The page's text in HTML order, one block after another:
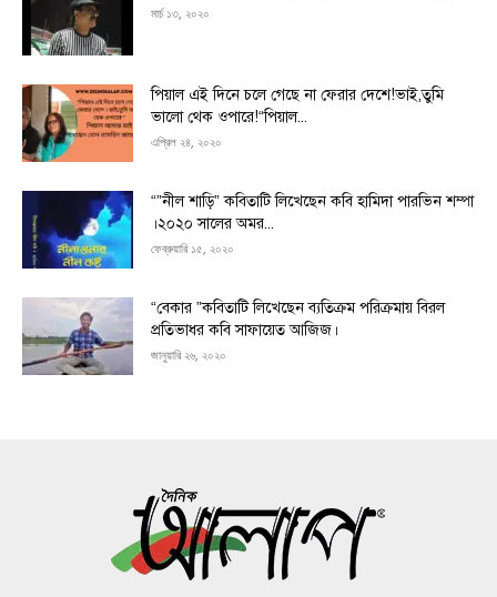
মার্চ ১৩, ২০২০
পিয়াল এই দিনে চলে গেছে না ফেরার দেশে!ভাই,তুমি
ভালো থেক ওপারে!“পিয়াল...
এপ্রিল ২৪, ২০২০
“”নীল শাড়ি” কবিতাটি লিখেছেন কবি হামিদা পারভিন শম্পা
।২০২০ সালের অমর...
ফেব্রুয়ারি ১৫, ২০২০
“বেকার ”কবিতাটি লিখেছেন ব্যতিক্রম পরিক্রমায় বিরল
প্রতিভাধর কবি সাফায়েত আজিজ।
জানুয়ারি ২৬, ২০২০